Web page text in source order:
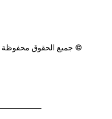
© جميع الحقوق محفوظة –